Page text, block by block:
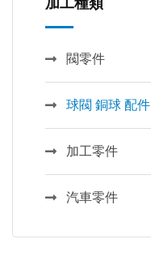
閥零件
球閥 銅球 配件
加工零件
汽車零件